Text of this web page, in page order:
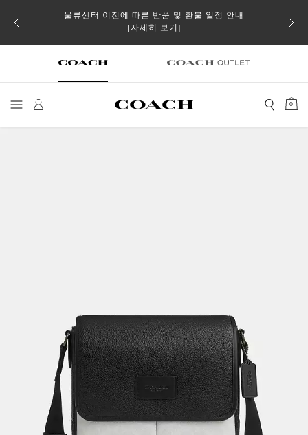
스트
물류센터 이전에 따른 반품 및 환불 일정 안내
[자세히 보기]
일부
0